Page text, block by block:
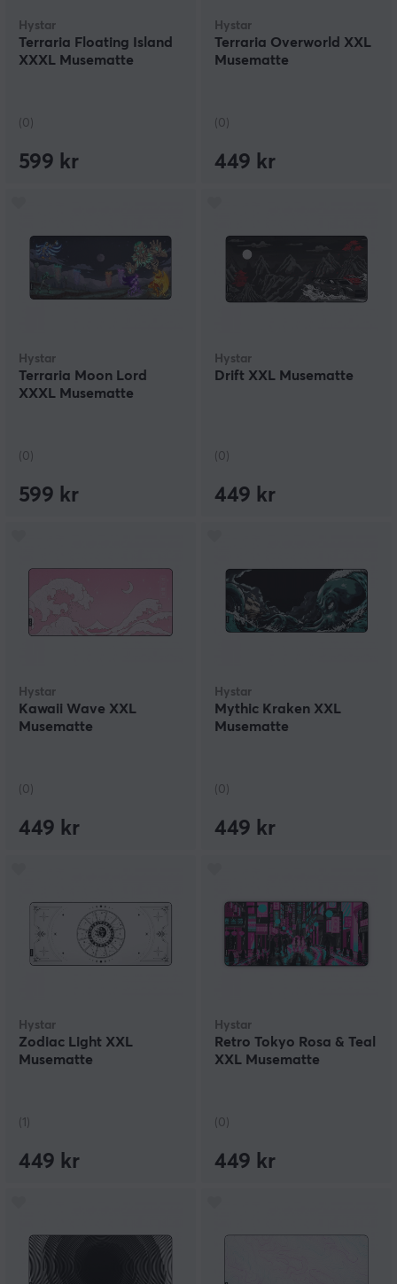
Hystar
Terraria Floating Island
XXXL Musematte
(0)
599 kr
Hystar
Terraria Overworld XXL
Musematte
(0)
449 kr
Hystar
Terraria Moon Lord
XXXL Musematte
(0)
599 kr
Hystar
Drift XXL Musematte
(0)
449 kr
Hystar
Kawaii Wave XXL
Musematte
(0)
449 kr
Hystar
Mythic Kraken XXL
Musematte
(0)
449 kr
Hystar
Zodiac Light XXL
Musematte
(1)
449 kr
Hystar
Retro Tokyo Rosa & Teal
XXL Musematte
(0)
449 kr